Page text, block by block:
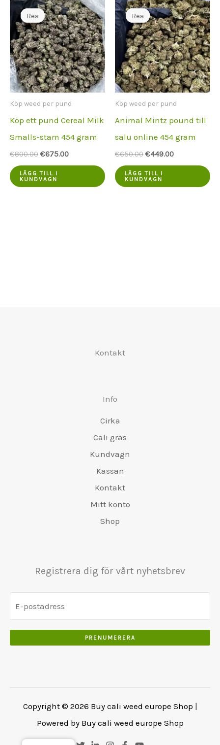
Rea
Rea
Köp weed per pund
Köp ett pund Cereal Milk
Smalls-stam 454 gram
€800.00 Ursprungspriset
€800.00.
€675.00Aktuellt
LÄGG TILL I
KUNDVAGN
Rea
Rea
Köp weed per pund
Animal Mintz pound till
salu online 454 gram
€650.00 Ursprungspriset
€650.00.
€449.00Aktuellt
LÄGG TILL I
KUNDVAGN
Kontakt
Info
Cirka
Cali gräs
Kundvagn
Kassan
Kontakt
Mitt konto
Shop
Registrera dig för vårt nyhetsbrev
PRENUMERERA
Copyright © 2026 Buy cali weed europe Shop |
Powered by Buy cali weed europe Shop